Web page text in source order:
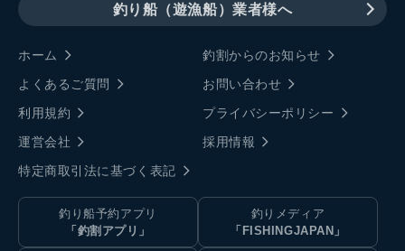
釣り船（遊漁船）業者様へ
ホーム
釣割からのお知らせ
よくあるご質問
お問い合わせ
利用規約
プライバシーポリシー
運営会社
採用情報
特定商取引法に基づく表記
釣り船予約アプリ
「釣割アプリ」
釣りメディア
「FISHINGJAPAN」